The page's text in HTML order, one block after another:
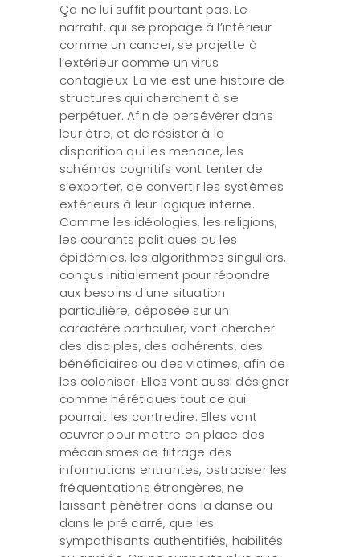
Ça ne lui suffit pourtant pas. Le
narratif, qui se propage à l’intérieur
comme un cancer, se projette à
l’extérieur comme un virus
contagieux. La vie est une histoire de
structures qui cherchent à se
perpétuer. Afin de persévérer dans
leur être, et de résister à la
disparition qui les menace, les
schémas cognitifs vont tenter de
s’exporter, de convertir les systèmes
extérieurs à leur logique interne.
Comme les idéologies, les religions,
les courants politiques ou les
épidémies, les algorithmes singuliers,
conçus initialement pour répondre
aux besoins d’une situation
particulière, déposée sur un
caractère particulier, vont chercher
des disciples, des adhérents, des
bénéficiaires ou des victimes, afin de
les coloniser. Elles vont aussi désigner
comme hérétiques tout ce qui
pourrait les contredire. Elles vont
œuvrer pour mettre en place des
mécanismes de filtrage des
informations entrantes, ostraciser les
fréquentations étrangères, ne
laissant pénétrer dans la danse ou
dans le pré carré, que les
sympathisants authentifiés, habilités